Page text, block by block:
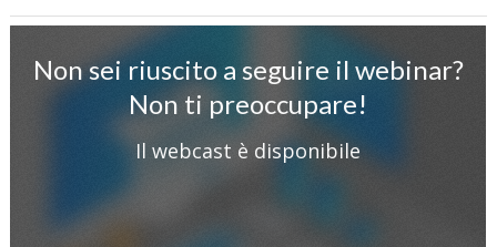
Non sei riuscito a seguire il webinar?
Non ti preoccupare!
Il webcast è disponibile